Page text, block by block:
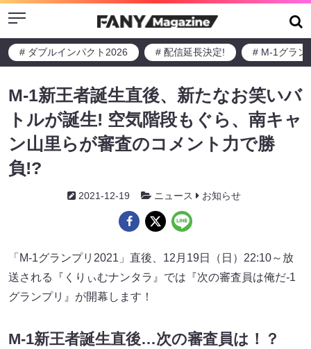
Menu
# ダブルインパクト2026 # 配信延長決定! # M-1グラン
M-1新王者誕生直後、新たなお笑いバ
トルが誕生! 空気階段もぐら、南キャ
ン山里らが審査のコメント力で勝
負!?
2021-12-19 ニュース お知らせ
「M-1グランプリ2021」直後、12月19日（日）22:10～放
送される『くりぃむナンタラ』では『次の審査員は俺だ-1
グランプリ』が開幕します！
M-1新王者誕生直後…次の審査員は！？